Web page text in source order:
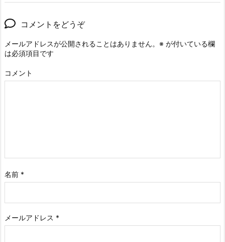
コメントをどうぞ
メールアドレスが公開されることはありません。 ※ が付いている欄
は必須項目です
コメント
名前 *
メールアドレス *